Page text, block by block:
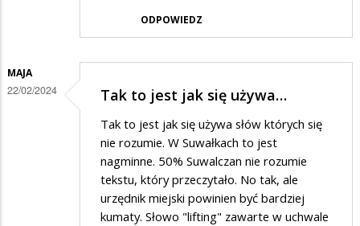
ODPOWIEDZ
MAJA
22/02/2024 Tak to jest jak się używa…
Tak to jest jak się używa słów których się
nie rozumie. W Suwałkach to jest
nagminne. 50% Suwalczan nie rozumie
tekstu, który przeczytało. No tak, ale
urzędnik miejski powinien być bardziej
kumaty. Słowo "lifting" zawarte w uchwale